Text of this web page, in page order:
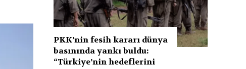
PKK’nin fesih kararı dünya
basınında yankı buldu:
“Türkiye’nin hedeflerini